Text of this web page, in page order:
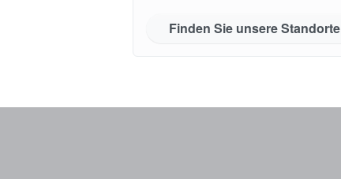
Finden Sie unsere Standorte